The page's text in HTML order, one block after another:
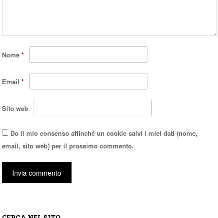
Nome*
Email*
Sito web
Do il mio consenso affinché un cookie salvi i miei dati (nome,
email, sito web) per il prossimo commento.